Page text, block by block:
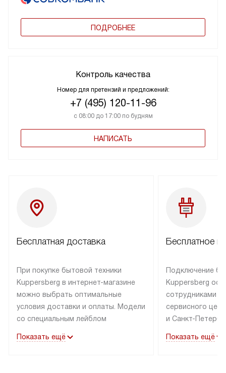
ПОДРОБНЕЕ
Контроль качества
Номер для претензий и предложений:
+7 (495) 120-11-96
с 08:00 до 17:00 по будням
НАПИСАТЬ
Бесплатная доставка
При покупке бытовой техники
Kuppersberg в интернет-магазине
можно выбрать оптимальные
условия доставки и оплаты. Модели
со специальным лейблом
в пределах МКАД до подъезда,
Показать ещё
Бесплатное
Подключение
Kuppersberg
сотрудниками
сервисного
и Санкт-
подключается к
Показать ещё